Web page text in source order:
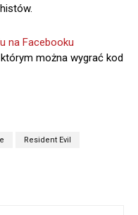
na Facebooku
można wygrać kod
Resident Evil